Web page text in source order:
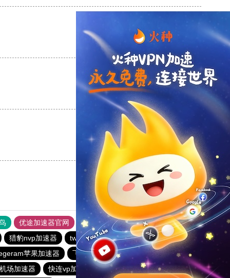
反对
反对[0]
优途加速器官网 风驰加速器 旋风加速器
八戒看书
猎豹nvp加速器
twitter加速器 旋风加速度器
outline
苹果加速器
飞跃加速器 outline
快连加速器app
场加速器
快连vp加速器 快连加速器app 快连加速器app